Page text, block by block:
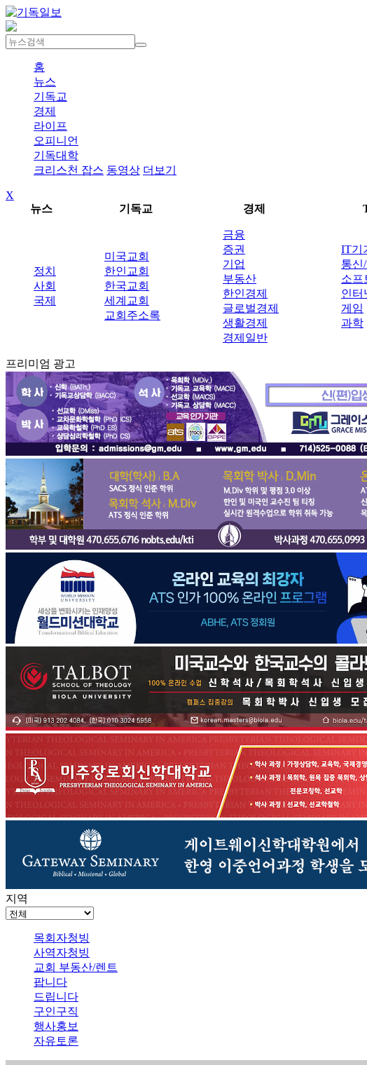
홈
뉴스
기독교
경제
라이프
오피니언
기독대학
크리스천 잡스 동영상 더보기
X
뉴스
기독교 경제
정치
사회
국제
미국교회
한인교회
한국교회
세계교회
교회주소록
금융
증권
기업
부동산
한인경제
글로벌경제
생활경제
경제일반
IT기
통신
소프
인터
게임
과학
프리미엄 광고
지역
목회자청빙
사역자청빙
교회 부동산/렌트
팝니다
드립니다
구인구직
행사홍보
자유토론